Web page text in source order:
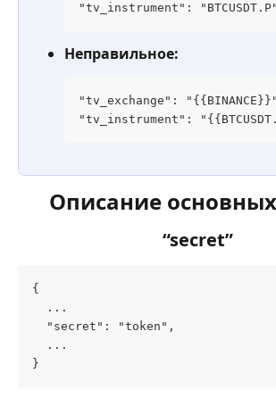
"tv_instrument": "BTCUSDT.P"
Неправильное:
"tv_exchange":
"tv_instrument":
Описание
“secret”
{
  ...
  "secret": "token",
  ...
}